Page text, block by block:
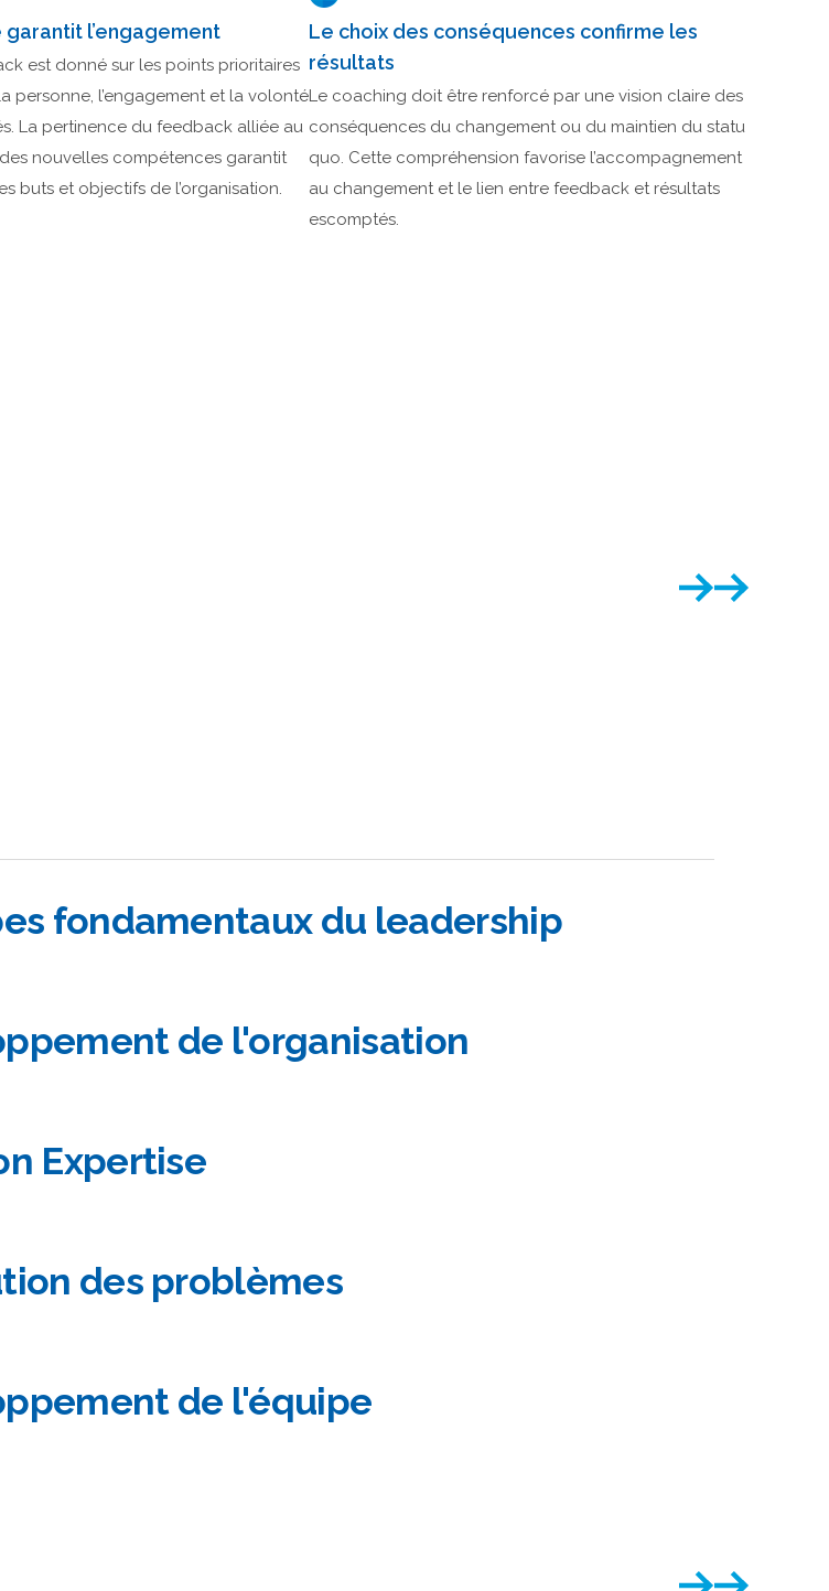
l’engagement
est donné sur les points prioritaires
personne, l’engagement et la volonté
La pertinence du feedback alliée au
nouvelles compétences garantit
buts et objectifs de l’organisation.
Le choix des conséquences confirme les
résultats
Le coaching doit être renforcé par une vision claire des
conséquences du changement ou du maintien du statu
quo. Cette compréhension favorise l’accompagnement
au changement et le lien entre feedback et résultats
escomptés.
fondamentaux du leadership
de l'organisation
Expertise
des problèmes
de l'équipe